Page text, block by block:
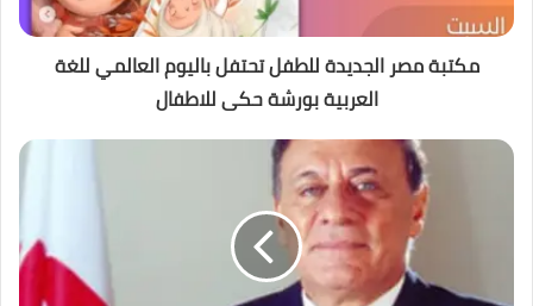
مكتبة مصر الجديدة للطفل تحتفل باليوم العالمي للغة
العربية بورشة حكى للاطفال